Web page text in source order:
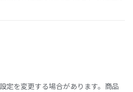
定を変更する場合があります。商品